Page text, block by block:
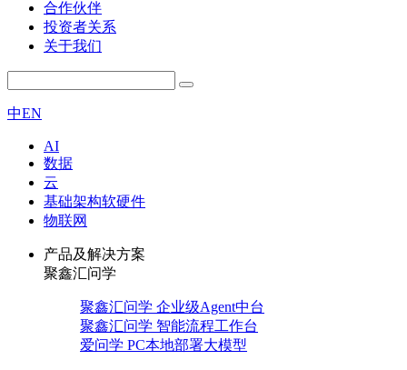
合作伙伴
投资者关系
关于我们
中EN
AI
数据
云
基础架构软硬件
物联网
产品及解决方案
聚鑫汇问学
聚鑫汇问学 企业级Agent中台
聚鑫汇问学 智能流程工作台
爱问学 PC本地部署大模型